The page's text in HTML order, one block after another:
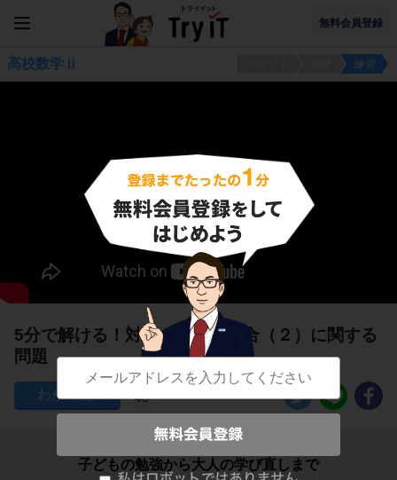
無料会員登録
高校数学Ⅱ 練習
5分で解ける！対数の計算の総合（２）に関する
問題
43
子どもの勉強から大人の学び直しまで